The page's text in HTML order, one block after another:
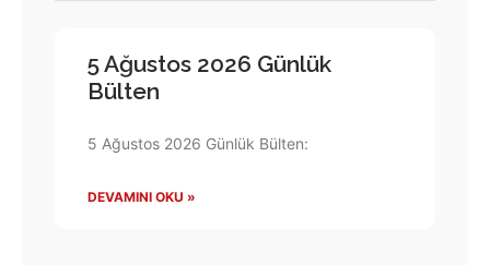
5 Ağustos 2026 Günlük
Bülten
5 Ağustos 2026 Günlük Bülten:
DEVAMINI OKU »